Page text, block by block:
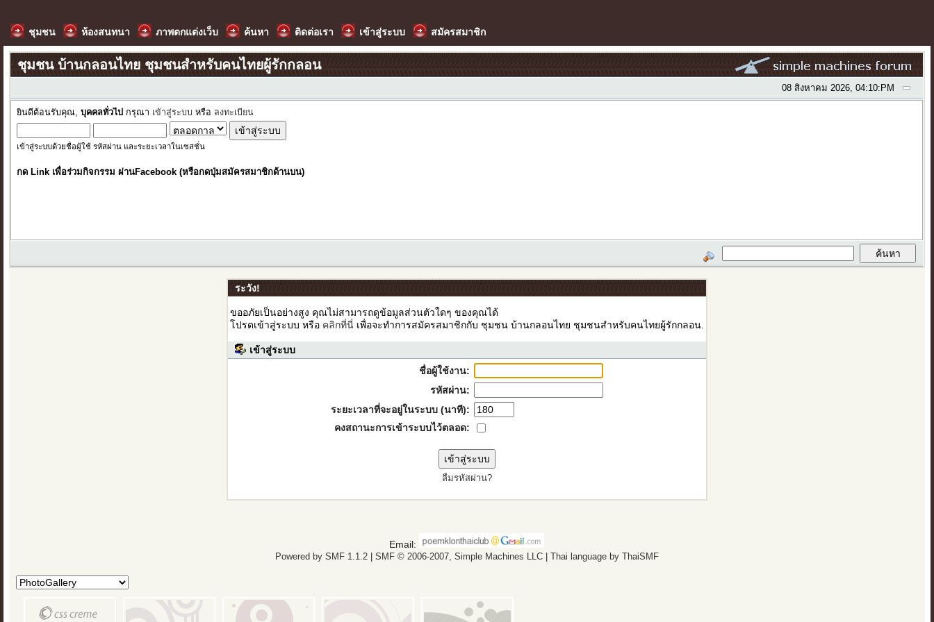
ชุมชน ห้องสนทนา ภาพตกแต่งเว็บ ค้นหา ติดต่อเรา เข้าสู่ระบบ สมัครสมาชิก
ชุมชน บ้านกลอนไทย ชุมชนสำหรับคนไทยผู้รักกลอน
08 สิงหาคม 2026, 04:10:PM
ยินดีต้อนรับคุณ,บุคคลทั่วไป กรุณา เข้าสู่ระบบ หรือ ลงทะเบียน
เข้าสู่ระบบด้วยชื่อผู้ใช้ รหัสผ่าน และระยะเวลาในเซสชั่น
กด Link เพื่อร่วมกิจกรรม ผ่านFacebook (หรือกดปุ่มสมัครสมาชิกด้านบน)
ระวัง!
ขออภัยเป็นอย่างสูง คุณไม่สามารถดูข้อมูลส่วนตัวใดๆ ของคุณได้
โปรดเข้าสู่ระบบ หรือ คลิกที่นี่เพื่อจะทำการสมัครสมาชิกกับ ชุมชน บ้านกลอนไทย ชุมชนสำหรับคนไทยผู้รักกลอน.
เข้าสู่ระบบ
ชื่อผู้ใช้งาน:
รหัสผ่าน:
ระยะเวลาที่จะอยู่ในระบบ (นาที):
คงสถานะการเข้าระบบไว้ตลอด:
ลืมรหัสผ่าน?
Email:
Powered by SMF 1.1.2| SMF © 2006-2007, Simple Machines LLC| Thai language by ThaiSMF